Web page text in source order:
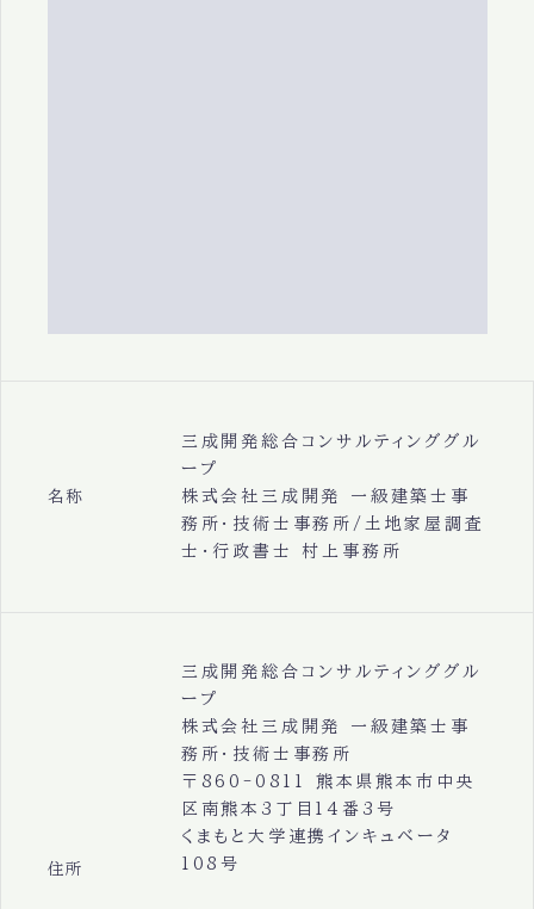
名称
三成開発総合コンサルティンググル
ープ
株式会社三成開発 一級建築士事
務所・技術士事務所/土地家屋調査
士・行政書士 村上事務所
住所
三成開発総合コンサルティンググル
ープ
株式会社三成開発 一級建築士事
務所・技術士事務所
〒860-0811 熊本県熊本市中央
区南熊本3丁目14番3号
くまもと大学連携インキュベータ
108号